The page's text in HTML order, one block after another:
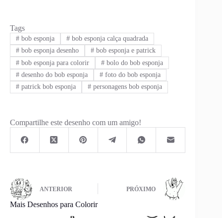
Tags
#bob esponja #bob esponja calça quadrada
#bob esponja desenho #bob esponja e patrick
#bob esponja para colorir #bolo do bob esponja
#desenho do bob esponja #foto do bob esponja
#patrick bob esponja #personagens bob esponja
Compartilhe este desenho com um amigo!
ANTERIOR PRÓXIMO
Mais Desenhos para Colorir